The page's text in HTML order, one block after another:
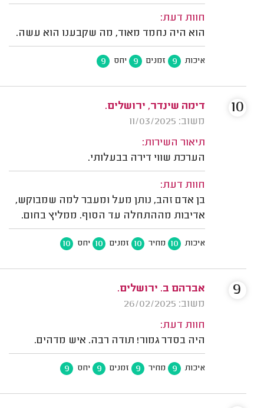
חוות דעת:
הוא היה נחמד מאוד, מה שקבענו הוא עשה.
איכות 9 זמנים 9 יחס 9
דימה שינדר, ירושלים.
משוב: 11/03/2025
תיאור השירות:
הערכת שווי דירה בבעלותי.
חוות דעת:
בן אדם זהב, נותן מעל ומעבר למה שמבוקש,
אדיבות מההתחלה עד הסוף. ממליץ בחום.
איכות 10 מחיר 10 זמנים 10 יחס 10
10
אברהם ב. ירושלים.
משוב: 26/02/2025
חוות דעת:
היה בסדר גמור! תודה רבה. איש מדהים.
איכות 9 מחיר 9 זמנים 9 יחס 9
9